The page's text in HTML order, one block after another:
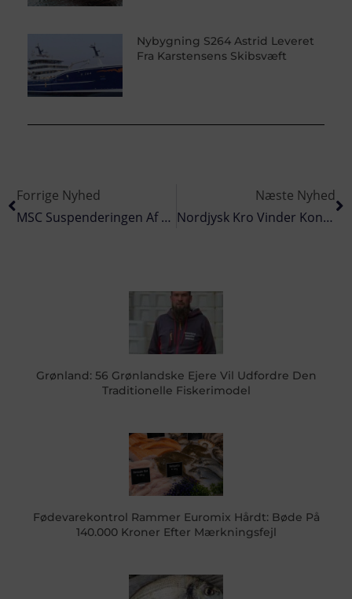
Nybygning S264 Astrid Leveret
Fra Karstensens Skibsvæft
Forrige Nyhed
MSC Suspenderingen Af Tobisfiskeriet I Område 2 Er Ophævet
Næste Nyhed
Nordjysk Kro Vinder Konkurrencen Om Gammeldags Modnede Sild
Grønland: 56 Grønlandske Ejere Vil Udfordre Den
Traditionelle Fiskerimodel
Fødevarekontrol Rammer Euromix Hårdt: Bøde På
140.000 Kroner Efter Mærkningsfejl